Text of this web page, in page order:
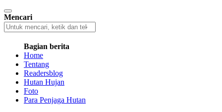
Mencari
Bagian berita
Home
Tentang
Readersblog
Hutan Hujan
Foto
Para Penjaga Hutan